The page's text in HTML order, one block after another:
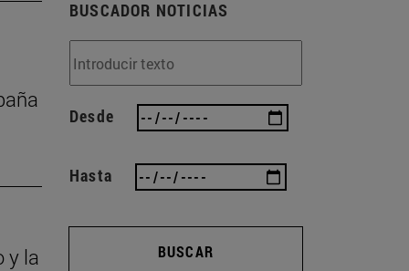
y la
BUSCADOR NOTICIAS
Desde
Hasta
BUSCAR